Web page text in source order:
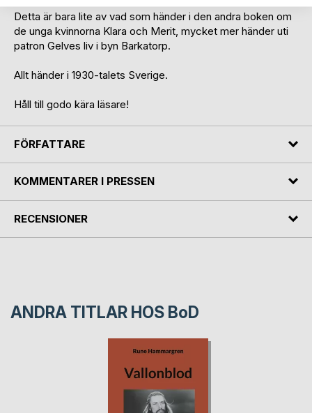
Detta är bara lite av vad som händer i den andra boken om
de unga kvinnorna Klara och Merit, mycket mer händer uti
patron Gelves liv i byn Barkatorp.
Allt händer i 1930-talets Sverige.
Håll till godo kära läsare!
FÖRFATTARE
KOMMENTARER I PRESSEN
RECENSIONER
ANDRA TITLAR HOS BoD